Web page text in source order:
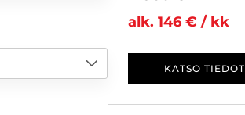
alk. 146 € / kk
KATSO TIEDOT